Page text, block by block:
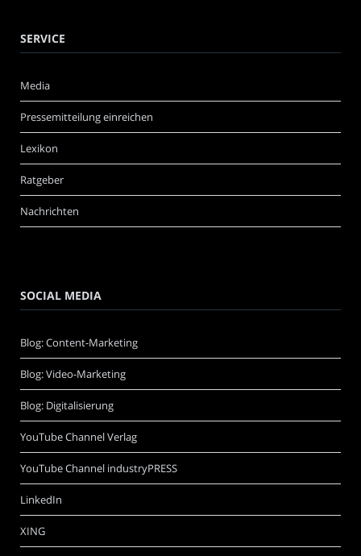
SERVICE
Media
Pressemitteilung einreichen
Lexikon
Ratgeber
Nachrichten
SOCIAL MEDIA
Blog: Content-Marketing
Blog: Video-Marketing
Blog: Digitalisierung
YouTube Channel Verlag
YouTube Channel industryPRESS
LinkedIn
XING